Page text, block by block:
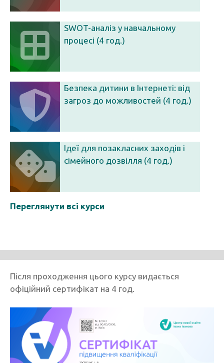
SWOT-аналіз у навчальному
процесі (4 год.)
Безпека дитини в Інтернеті: від
загроз до можливостей (4 год.)
Ідеї для позакласних заходів і
сімейного дозвілля (4 год.)
Переглянути всі курси
Після проходження цього курсу видається
офіційний сертифікат на 4 год.